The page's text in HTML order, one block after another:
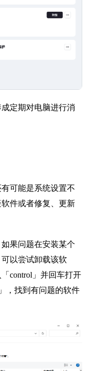
定期对电脑进行消
可能是系统设置不
件或者修复、更新
如果问题在安装某个
以尝试卸载该软
control」并回车打开
，找到有问题的软件